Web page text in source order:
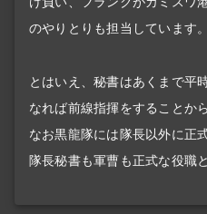
のやりとりも担当しています。
とはいえ、秘書はあくまで平
なれば前線指揮をすることか
なお黒龍隊には隊長以外に正
隊長秘書も軍曹も正式な役職